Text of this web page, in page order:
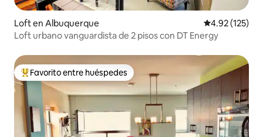
Loft en Albuquerque Calificación
4.92 (125)
Loft urbano vanguardista de 2 pisos con DT Energy
De los mejores en Favorito entre huéspedes
Favorito entre huéspedes